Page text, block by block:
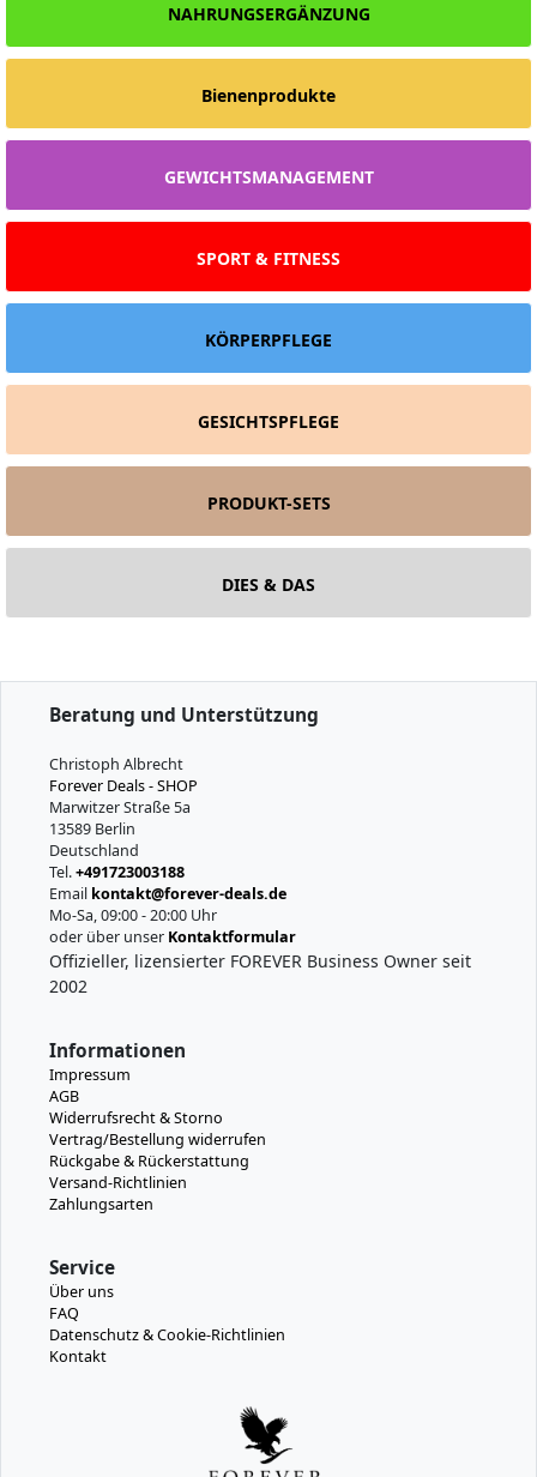
NAHRUNGSERGÄNZUNG
Bienenprodukte
GEWICHTSMANAGEMENT
SPORT & FITNESS
KÖRPERPFLEGE
GESICHTSPFLEGE
PRODUKT-SETS
DIES & DAS
Beratung und Unterstützung
Christoph Albrecht
Forever Deals - SHOP
Marwitzer Straße 5a
13589 Berlin
Deutschland
Tel.+491723003188
Email kontakt@forever-deals.de
Mo-Sa, 09:00 - 20:00 Uhr
oder über unser Kontaktformular
Offizieller, lizensierter FOREVER Business Owner seit
2002
Informationen
Impressum
AGB
Widerrufsrecht & Storno
Vertrag/Bestellung widerrufen
Rückgabe & Rückerstattung
Versand-Richtlinien
Zahlungsarten
Service
Über uns
FAQ
Datenschutz & Cookie-Richtlinien
Kontakt